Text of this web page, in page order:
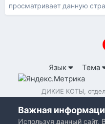
просматривает данную
Язык Тема
ДИКИЕ КОТЫ,
Важная
Используя данный сайт,